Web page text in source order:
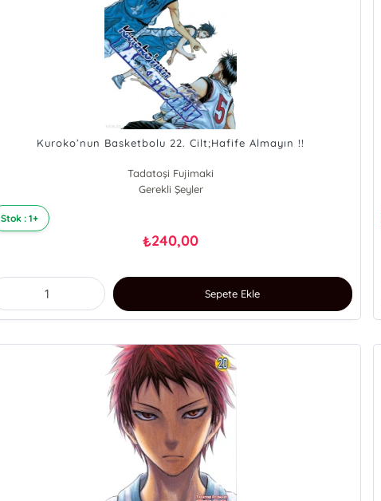
Kuroko’nun Basketbolu 22. Cilt;Hafife Almayın !!
Tadatoşi Fujimaki
Gerekli Şeyler
Stok : 1+
₺240,00
Sepete Ekle